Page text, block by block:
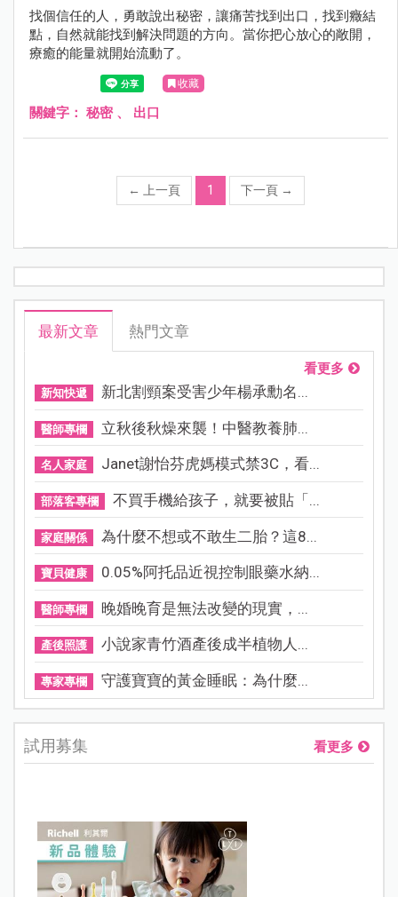
找個信任的人，勇敢說出秘密，讓痛苦找到出口，找到癥結
點，自然就能找到解決問題的方向。當你把心放心的敞開，
療癒的能量就開始流動了。
收藏
關鍵字： 秘密、 出口
← 上一頁 1 下一頁 →
最新文章 熱門文章
看更多
新知快遞 新北割頸案受害少年楊承勳名...
醫師專欄 立秋後秋燥來襲！中醫教養肺...
名人家庭 Janet謝怡芬虎媽模式禁3C，看...
部落客專欄 不買手機給孩子，就要被貼「...
家庭關係 為什麼不想或不敢生二胎？這8...
寶貝健康 0.05%阿托品近視控制眼藥水納...
醫師專欄 晚婚晚育是無法改變的現實，...
產後照護 小說家青竹酒產後成半植物人...
專家專欄 守護寶寶的黃金睡眠：為什麼...
試用募集 看更多